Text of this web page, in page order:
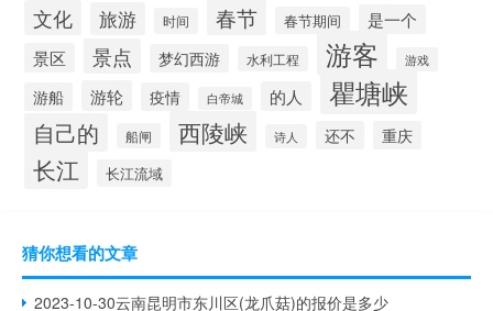
文化 旅游 时间 春节 春节期间
是一个
景区
景点 梦幻西游 水利工程 游客 游戏
游船 游轮 疫情 白帝城 的人 瞿塘峡
自己的 船闸 西陵峡 诗人 还不 重庆
长江 长江流域
猜你想看的文章
2023-10-30云南昆明市东川区(龙爪菇)的报价是多少